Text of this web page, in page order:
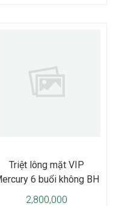
Triệt lông mặt VIP
6 buổi không BH
2,800,000